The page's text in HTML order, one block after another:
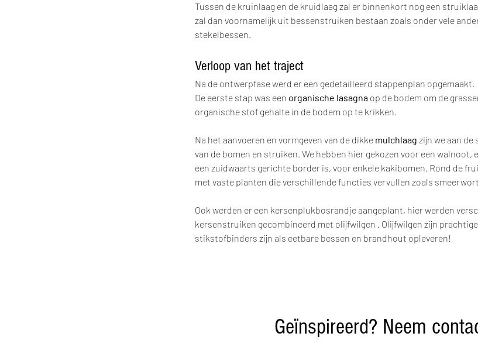
Tussen de kruinlaag en de kruidlaag zal er binnenkort nog een
zal dan voornamelijk uit bessenstruiken bestaan zoals onder vele
stekelbessen.
Verloop van het traject
Na de ontwerpfase werd er een gedetailleerd stappenplan opgemaakt.
De eerste stap was een organische lasagna op de bodem om de
organische stof gehalte in de bodem op te krikken.
Na het aanvoeren en vormgeven van de dikke mulchlaag zijn we aan de
van de bomen en struiken. We hebben hier gekozen voor een walnoot,
een zuidwaarts gerichte border is, voor enkele kakibomen. Rond de
met vaste planten die verschillende functies vervullen zoals
Ook werden er een kersenplukbosrandje aangeplant, hier werden
kersenstruiken gecombineerd met olijfwilgen . Olijfwilgen zijn
stikstofbinders zijn als eetbare bessen en brandhout opleveren!
Geïnspireerd? Neem